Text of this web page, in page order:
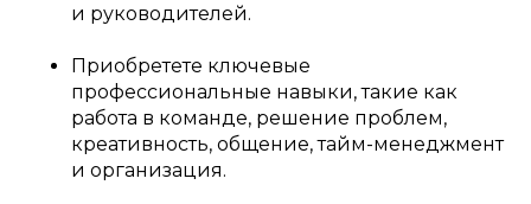
и руководителей.
Приобретете ключевые
профессиональные навыки, такие как
работа в команде, решение проблем,
креативность, общение, тайм-менеджмент
и организация.